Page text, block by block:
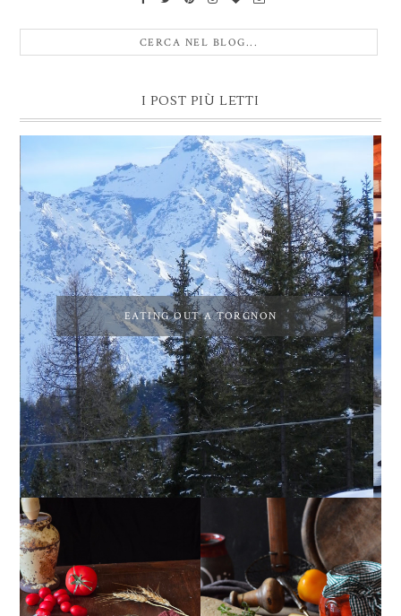
I POST PIÙ LETTI
EATING OUT A TORGNON
GIRANDOLE DI
RICOTTA
PEPERONI ALLA
PIEMONTESE